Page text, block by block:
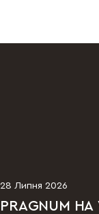
28 Липня 2026
PRAGNUM